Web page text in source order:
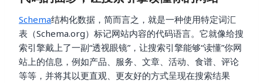
Schema结构化数据，简而言之，就是一种使用特定词汇
表（Schema.org）标记网站内容的代码语言。它就像给搜
索引擎戴上了一副“透视眼镜”，让搜索引擎能够“读懂”你网
站上的信息，例如产品、服务、文章、活动、食谱、评论
等等，并将其以更直观、更友好的方式呈现在搜索结果